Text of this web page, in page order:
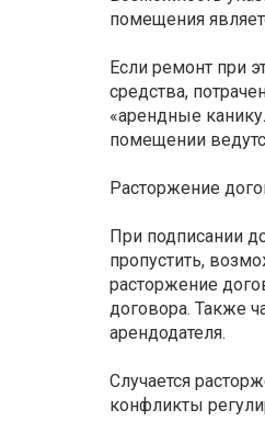
помещения
Если ремонт при
средства,
«арендные
помещении
Расторжение
При подписании
пропустить,
расторжение
договора. Также
арендодателя.
Случается
конфликты